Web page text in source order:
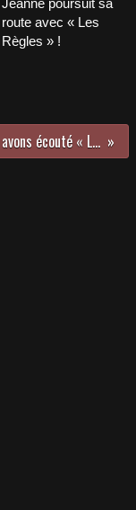
Jeanne poursuit sa
route avec « Les
Règles » !
Nous avons écouté « Loom » d’Imagine Dragons !